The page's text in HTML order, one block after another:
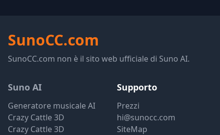
SunoCC.com
SunoCC.com non è il sito web ufficiale di Suno AI.
Suno AI
Generatore musicale AI
Crazy Cattle 3D
Crazy Cattle 3D
Supporto
Prezzi
hi@sunocc.com
SiteMap